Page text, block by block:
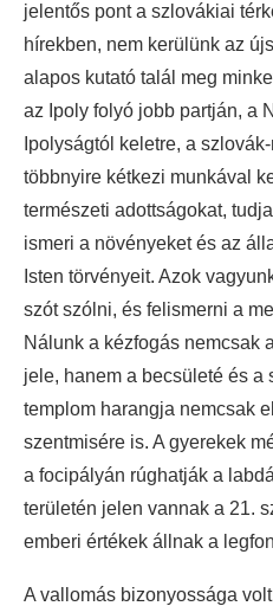
jelentős pont a szlovákiai
hírekben, nem kerülünk az
alapos kutató talál meg
az Ipoly folyó jobb partján, a
Ipolyságtól keletre, a
többnyire kétkezi munkával
természeti adottságokat,
ismeri a növényeket és az
Isten törvényeit. Azok
szót szólni, és felismerni a
Nálunk a kézfogás nemcsak
jele, hanem a becsületé és a
templom harangja nemcsak
szentmisére is. A gyerekek
a focipályán rúghatják a
területén jelen vannak a 21.
emberi értékek állnak a
A vallomás bizonyossága